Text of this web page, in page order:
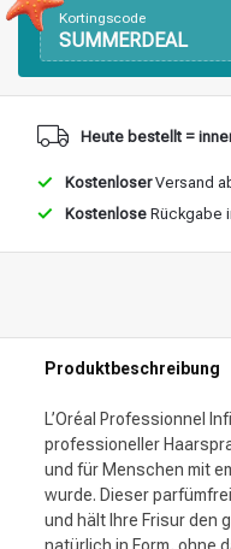
Stylingprodukte
Kortingscode
SUMMERDEAL
Heute bestellt =
KostenloserVersand
Kostenlose Rückgabe
Produktbeschreibung
L’Oréal Professionnel
professioneller
und für Menschen mit
wurde. Dieser
und hält Ihre Frisur den